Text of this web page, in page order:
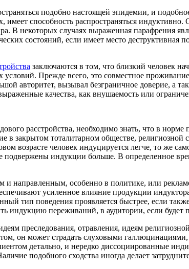
подобно настоящей эпидемии, и
способность распространяться
В некоторых случаях выраженная парафрения
состояний, если имеет место
заключаются в том, что близкий человек
Прежде всего, это совместное
авторитет, вызывал безграничное доверие, а
качества, как внушаемость или
расстройства, необходимо знать, что в
в закрытом тоталитарном обществе,
возрасте человек индуцируется легче, то же
индукции больше. В определенное
направленным, особенно в политике, или
усиленное влияние продукции
тип поведения проявляется быстрее, если
индукцию переживаний, в аудитории, если
преследования, отравления, идеям
он может страдать слуховыми галлюцинациями,
детально, и нередко диссоциированные
подобного сходства иногда делает